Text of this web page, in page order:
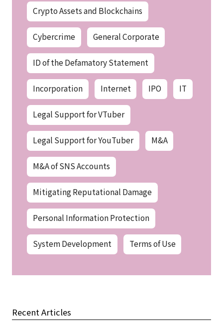
Crypto Assets and Blockchains
Cybercrime General Corporate
ID of the Defamatory Statement
Incorporation Internet IPO IT
Legal Support for VTuber
Legal Support for YouTuber M&A
M&A of SNS Accounts
Mitigating Reputational Damage
Personal Information Protection
System Development Terms of Use
Recent Articles